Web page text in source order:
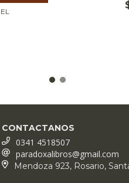
CONTACTANOS
0341 4518507
paradoxalibros@gmail.com
Mendoza 923, Rosario,